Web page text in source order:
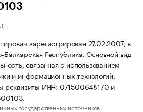
IT
зарегистрирован 27.02.2007, в
Республика. Основной вид
связанная с использованием
и информационных технологий,
реквизиты ИНН: 071500648170 и
государственных источников.